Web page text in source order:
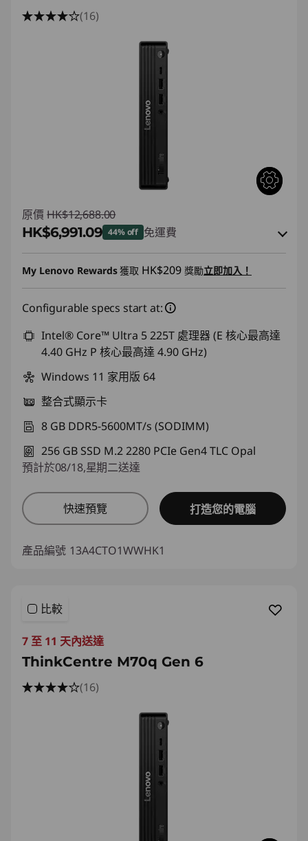
(16)
原價 HK$12,688.00
HK$6,991.09 44% off 免運費
即省 :-HK$4,620.97
eCoupon Savings :-HK$5,696.91
*Savings cannot be combined
My Lenovo Rewards獲取 HK$209 獎勵立即加入！
Configurable specs start at:
Intel® Core™ Ultra 5 225T 處理器 (E 核心最高達
4.40 GHz P 核心最高達 4.90 GHz)
Windows 11 家用版 64
整合式顯示卡
8 GB DDR5-5600MT/s (SODIMM)
256 GB SSD M.2 2280 PCIe Gen4 TLC Opal
預計於08/18,星期二送達
快速預覽 打造您的電腦
產品編號 13A4CTO1WWHK1
比較
7 至 11 天內送達
ThinkCentre M70q Gen 6
(16)